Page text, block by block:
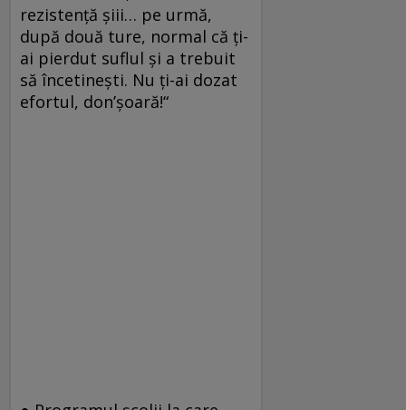
rezistență șiii… pe urmă,
după două ture, normal că ți-
ai pierdut suflul și a trebuit
să încetinești. Nu ți-ai dozat
efortul, don’șoară!“